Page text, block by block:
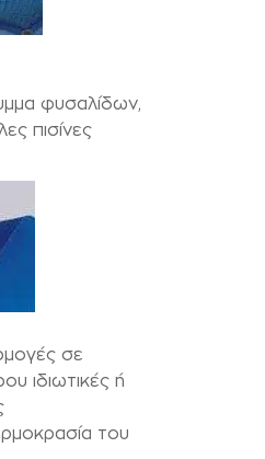
φυσαλίδων,
πισίνες
σε
ιδιωτικές ή
του